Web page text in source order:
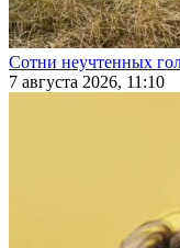
Сотни неучтенных
7 августа 2026, 11:10